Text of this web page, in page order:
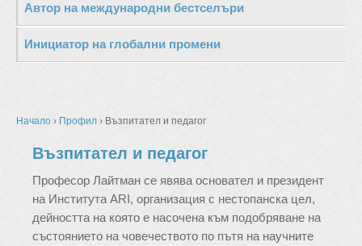
Автор на международни бестселъри
Инициатор на глобални промени
Начало › Профил › Възпитател и педагог
Възпитател и педагог
Професор Лайтман се явява основател и президент
на Института ARI, организация с нестопанска цел,
дейността на която е насочена към подобряване на
състоянието на човечеството по пътя на научните